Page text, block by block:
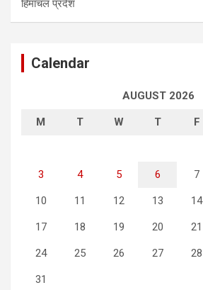
हिमाचल प्रदेश
Calendar
AUGUST 2026
M T W T F
3 4 5 6 7
10 11 12 13 14
17 18 19 20 21
24 25 26 27 28
31